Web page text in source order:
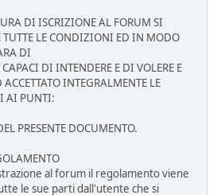
DI ISCRIZIONE AL FORUM SI
TUTTE LE CONDIZIONI ED IN MODO
DI
DI INTENDERE E DI VOLERE E
ACCETTATO INTEGRALMENTE LE
AI PUNTI:
PRESENTE DOCUMENTO.
al forum il regolamento viene
le sue parti dall'utente che si